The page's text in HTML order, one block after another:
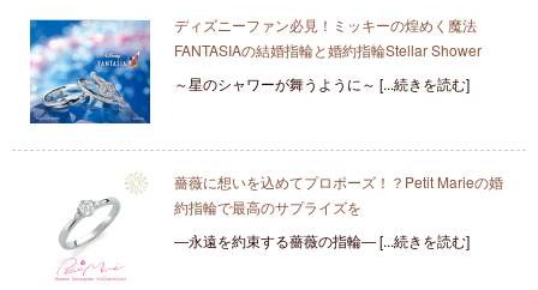
ディズニーファン必見！ミッキーの煌めく魔法
FANTASIAの結婚指輪と婚約指輪Stellar Shower
～星のシャワーが舞うように～ [...続きを読む]
薔薇に想いを込めてプロポーズ！？Petit Marieの婚
約指輪で最高のサプライズを
―永遠を約束する薔薇の指輪― [...続きを読む]